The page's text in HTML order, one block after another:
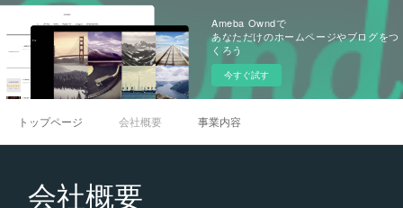
Ameba Owndで
あなただけのホームページやブログをつ
くろう
今すぐ試す
トップページ 会社概要 事業内容
会社概要